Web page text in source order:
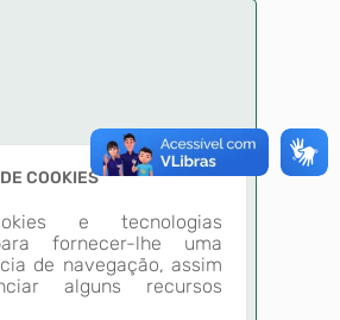
está inacessível,
a Lei 9504/97.
informaçõesclique aqui
COOKIES
e tecnologias
fornecer-lhe uma
de navegação, assim
alguns recursos